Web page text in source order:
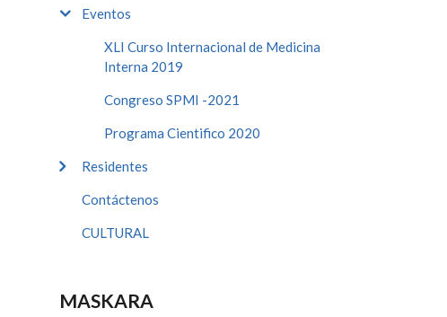
Eventos
XLI Curso Internacional de Medicina
Interna 2019
Congreso SPMI -2021
Programa Cientifico 2020
Residentes
Contáctenos
CULTURAL
MASKARA